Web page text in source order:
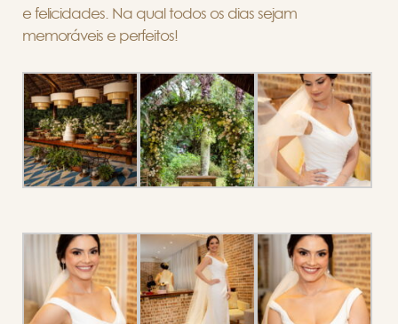
e felicidades. Na qual todos os dias sejam
memoráveis e perfeitos!